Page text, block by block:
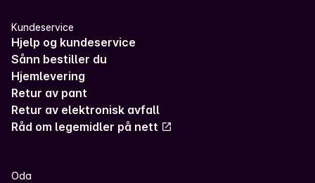
Kundeservice
Hjelp og kundeservice
Sånn bestiller du
Hjemlevering
Retur av pant
Retur av elektronisk avfall
Råd om legemidler på nett
Oda